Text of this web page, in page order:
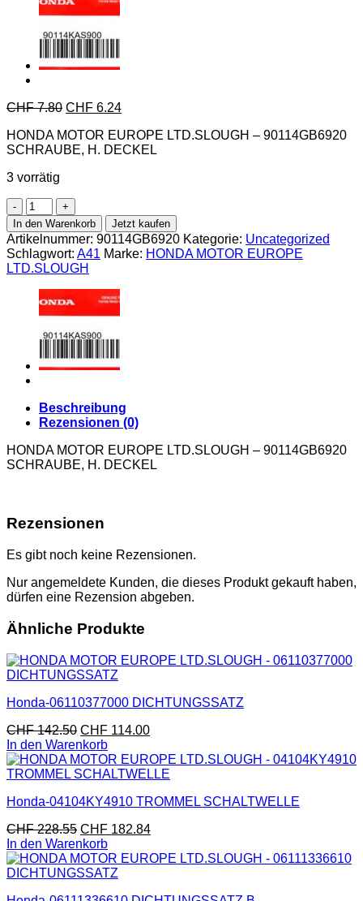
CHF7.80 CHF 6.24
HONDA MOTOR EUROPE LTD.SLOUGH – 90114GB6920
SCHRAUBE, H. DECKEL
3 vorrätig
Honda-
90114GB6920
SCHRAUBE,
H.
DECKEL
Menge
In den Warenkorb Jetzt kaufen
Artikelnummer: 90114GB6920 Kategorie: Uncategorized
Schlagwort: A41 Marke: HONDA MOTOR EUROPE
LTD.SLOUGH
Beschreibung
Rezensionen (0)
HONDA MOTOR EUROPE LTD.SLOUGH – 90114GB6920
SCHRAUBE, H. DECKEL
Rezensionen
Es gibt noch keine Rezensionen.
Nur angemeldete Kunden, die dieses Produkt gekauft haben,
dürfen eine Rezension abgeben.
Ähnliche Produkte
Honda-06110377000 DICHTUNGSSATZ
CHF142.50 CHF 114.00
In den Warenkorb
Honda-04104KY4910 TROMMEL SCHALTWELLE
CHF228.55 CHF 182.84
In den Warenkorb